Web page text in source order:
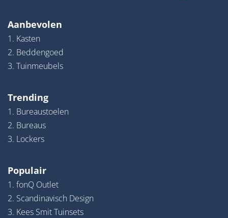
Aanbevolen
1. Kasten
2. Beddengoed
3. Tuinmeubels
Trending
1. Bureaustoelen
2. Bureaus
3. Lockers
Populair
1. fonQ Outlet
2. Scandinavisch Design
3. Kees Smit Tuinsets